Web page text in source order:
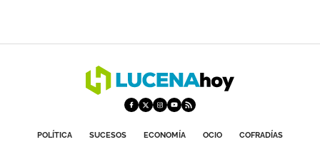
POLÍTICA SUCESOS ECONOMÍA OCIO
COFRADÍAS